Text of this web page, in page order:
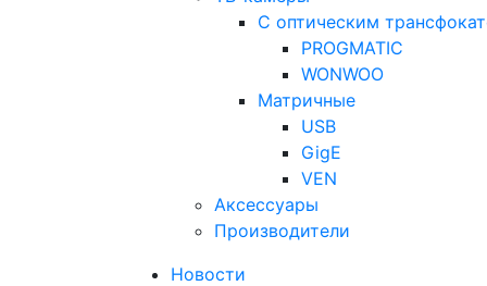
С оптическим
PROGMATIC
WONWOO
Матричные
USB
GigE
VEN
Аксессуары
Производители
Новости